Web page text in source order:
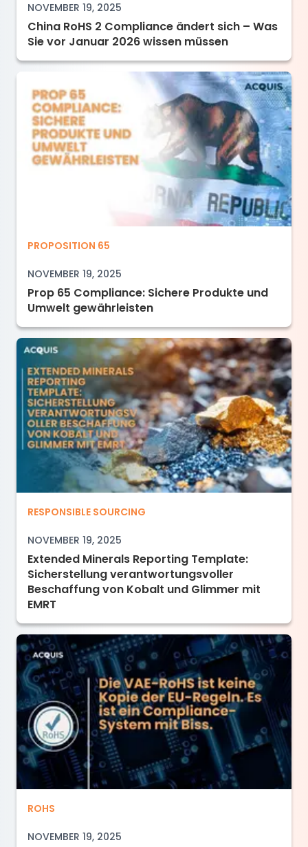
NOVEMBER 19, 2025
China RoHS 2 Compliance ändert sich – Was
Sie vor Januar 2026 wissen müssen
Prop 65 Compliance: Sichere Produkte und
PROPOSITION 65
NOVEMBER 19, 2025
Prop 65 Compliance: Sichere Produkte und
Umwelt gewährleisten
Extended Minerals Reporting Template:
RESPONSIBLE SOURCING
NOVEMBER 19, 2025
Extended Minerals Reporting Template:
Sicherstellung verantwortungsvoller
Beschaffung von Kobalt und Glimmer mit
EMRT
Die VAE-RoHS ist keine Kopie der EU-
ROHS
NOVEMBER 19, 2025